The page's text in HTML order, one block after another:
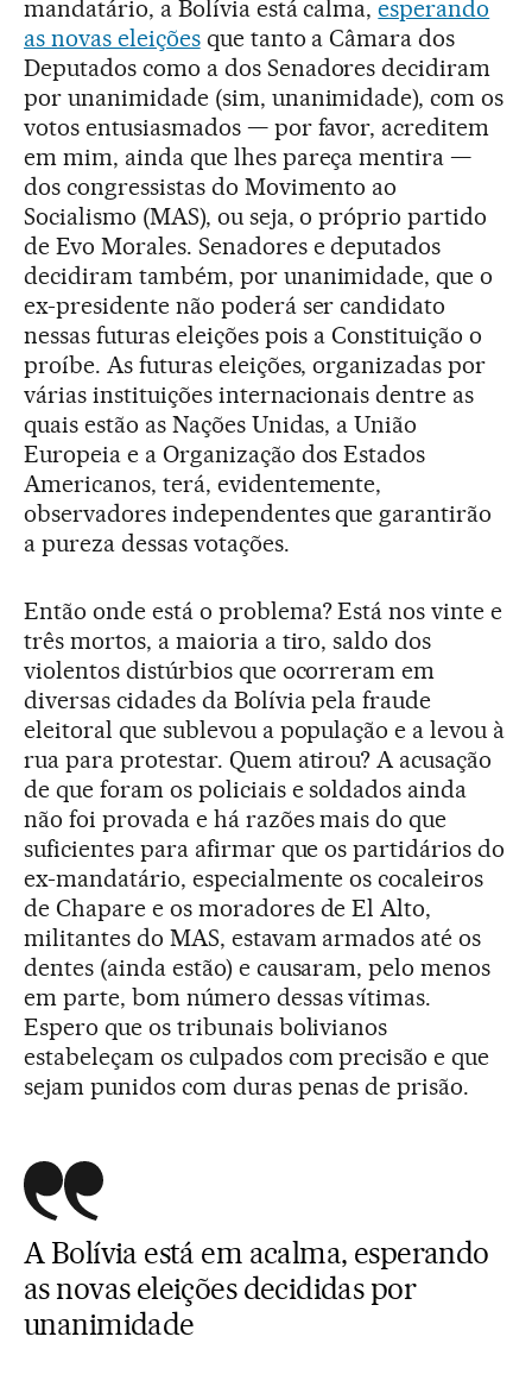
mandatário, a Bolívia está calma,esperando
as novas eleiçõesque tanto a Câmara dos
Deputados como a dos Senadores decidiram
por unanimidade (sim, unanimidade), com os
votos entusiasmados — por favor, acreditem
em mim, ainda que lhes pareça mentira —
dos congressistas do Movimento ao
Socialismo (MAS), ou seja, o próprio partido
de Evo Morales. Senadores e deputados
decidiram também, por unanimidade, que o
ex-presidente não poderá ser candidato
nessas futuras eleições pois a Constituição o
proíbe. As futuras eleições, organizadas por
várias instituições internacionais dentre as
quais estão as Nações Unidas, a União
Europeia e a Organização dos Estados
Americanos, terá, evidentemente,
observadores independentes que garantirão
a pureza dessas votações.
Então onde está o problema? Está nos vinte e
três mortos, a maioria a tiro, saldo dos
violentos distúrbios que ocorreram em
diversas cidades da Bolívia pela fraude
eleitoral que sublevou a população e a levou à
rua para protestar. Quem atirou? A acusação
de que foram os policiais e soldados ainda
não foi provada e há razões mais do que
suficientes para afirmar que os partidários do
ex-mandatário, especialmente os cocaleiros
de Chapare e os moradores de El Alto,
militantes do MAS, estavam armados até os
dentes (ainda estão) e causaram, pelo menos
em parte, bom número dessas vítimas.
Espero que os tribunais bolivianos
estabeleçam os culpados com precisão e que
sejam punidos com duras penas de prisão.
A Bolívia está em acalma, esperando
as novas eleições decididas por
unanimidade